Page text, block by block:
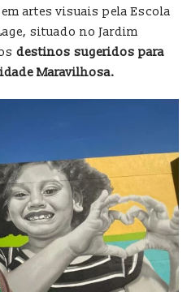
artes visuais pela Escola
situado no Jardim
destinos sugeridos para
Maravilhosa.